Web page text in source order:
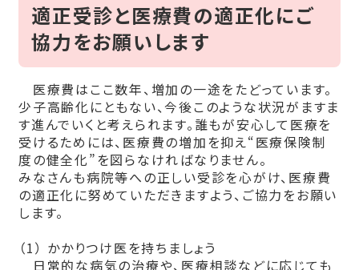
適正受診と医療費の適正化にご
協力をお願いします
医療費はここ数年、増加の一途をたどっています。
少子高齢化にともない、今後このような状況がますま
す進んでいくと考えられます。誰もが安心して医療を
受けるためには、医療費の増加を抑え“医療保険制
度の健全化”を図らなければなりません。
みなさんも病院等への正しい受診を心がけ、医療費
の適正化に努めていただきますよう、ご協力をお願い
します。
（1） かかりつけ医を持ちましょう
日常的な病気の治療や、医療相談などに応じても